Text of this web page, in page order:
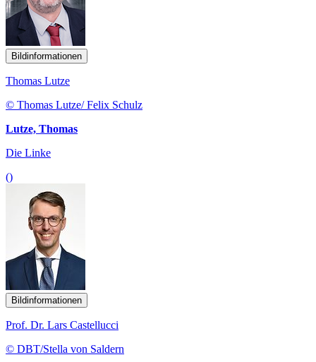
Bildinformationen
Thomas Lutze
© Thomas Lutze/ Felix Schulz
Lutze, Thomas
Die Linke
()
Bildinformationen
Prof. Dr. Lars Castellucci
© DBT/Stella von Saldern